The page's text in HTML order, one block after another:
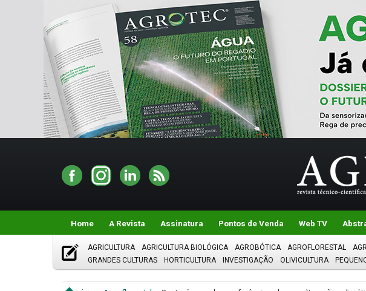
Home A Revista Assinatura Pontos de Venda Web TV
AGRICULTURA AGRICULTURA BIOLÓGICA AGROBÓTICA AGROFLORESTAL
GRANDES CULTURAS
HORTICULTURA INVESTIGAÇÃO OLIVICULTURA